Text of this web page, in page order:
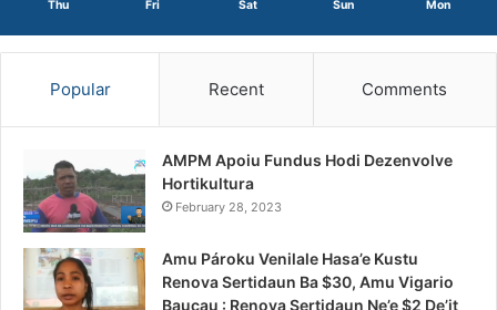
Thu Fri Sat Sun Mon
Popular Recent Comments
AMPM Apoiu Fundus Hodi Dezenvolve
Hortikultura
February 28, 2023
Amu Pároku Venilale Hasa’e Kustu
Renova Sertidaun Ba $30, Amu Vigario
Baucau : Renova Sertidaun Ne’e $2 De’it